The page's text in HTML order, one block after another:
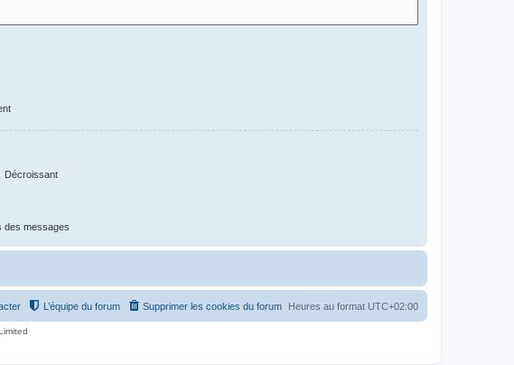
Décroissant
des messages
Heures au format UTC+02:00
Supprimer les cookies du forum
L’équipe du forum